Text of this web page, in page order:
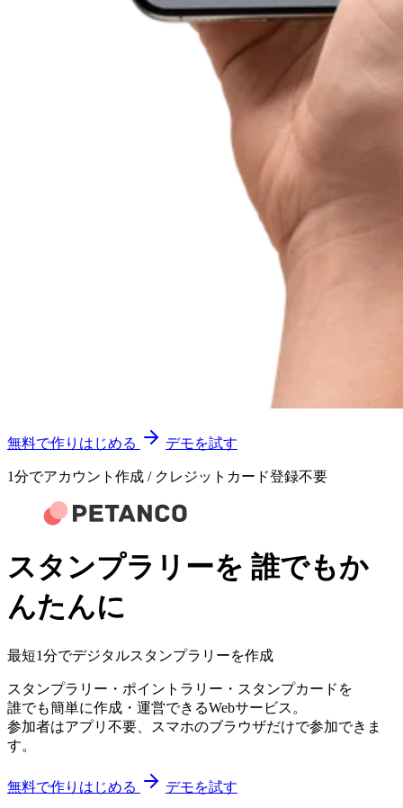
無料で作りはじめる デモを試す
1分でアカウント作成 / クレジットカード登録不要
スタンプラリーを 誰でもか
んたんに
最短1分でデジタルスタンプラリーを作成
スタンプラリー・ポイントラリー・スタンプカードを
誰でも簡単に作成・運営できるWebサービス。
参加者はアプリ不要、スマホのブラウザだけで参加できま
す。
無料で作りはじめる デモを試す